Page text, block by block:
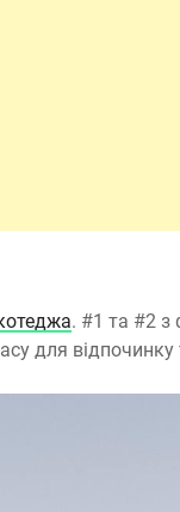
. #1 та #2
для